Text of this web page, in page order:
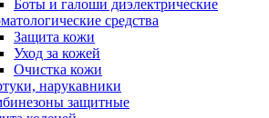
Боты и галоши диэлектрические
средства
Защита кожи
Уход за кожей
Очистка кожи
нарукавники
защитные